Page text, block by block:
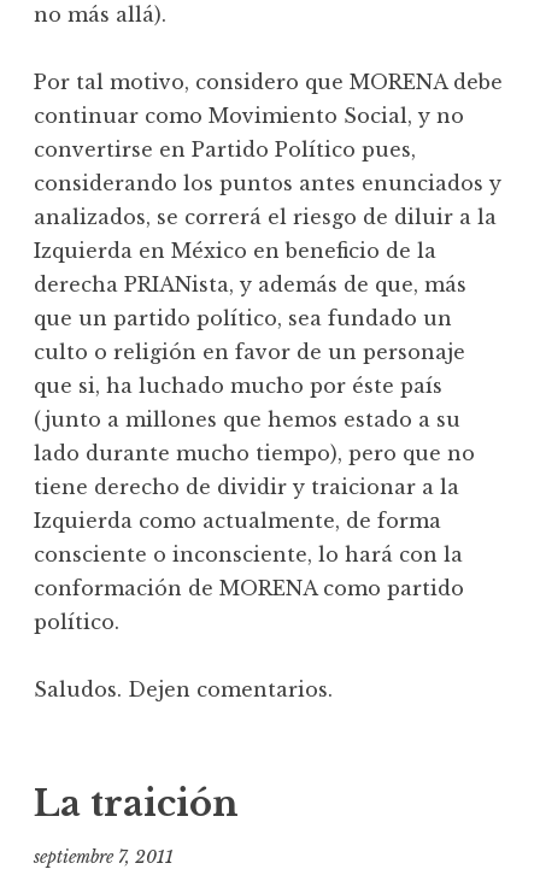
no más allá).
Por tal motivo, considero que MORENA debe
continuar como Movimiento Social, y no
convertirse en Partido Político pues,
considerando los puntos antes enunciados y
analizados, se correrá el riesgo de diluir a la
Izquierda en México en beneficio de la
derecha PRIANista, y además de que, más
que un partido político, sea fundado un
culto o religión en favor de un personaje
que si, ha luchado mucho por éste país
(junto a millones que hemos estado a su
lado durante mucho tiempo), pero que no
tiene derecho de dividir y traicionar a la
Izquierda como actualmente, de forma
consciente o inconsciente, lo hará con la
conformación de MORENA como partido
político.
Saludos. Dejen comentarios.
La traición
septiembre 7, 2011